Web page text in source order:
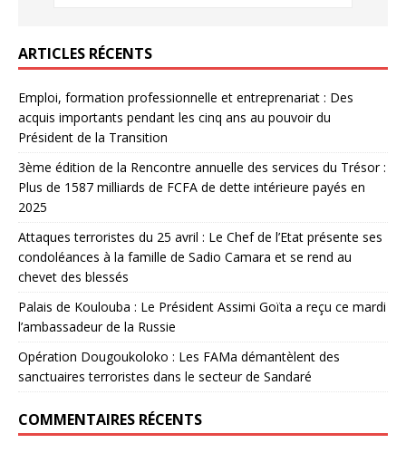
ARTICLES RÉCENTS
Emploi, formation professionnelle et entreprenariat : Des
acquis importants pendant les cinq ans au pouvoir du
Président de la Transition
3ème édition de la Rencontre annuelle des services du Trésor :
Plus de 1587 milliards de FCFA de dette intérieure payés en
2025
Attaques terroristes du 25 avril : Le Chef de l’Etat présente ses
condoléances à la famille de Sadio Camara et se rend au
chevet des blessés
Palais de Koulouba : Le Président Assimi Goïta a reçu ce mardi
l’ambassadeur de la Russie
Opération Dougoukoloko : Les FAMa démantèlent des
sanctuaires terroristes dans le secteur de Sandaré
COMMENTAIRES RÉCENTS